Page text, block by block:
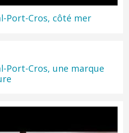
Port-Cros, côté mer
Port-Cros, une marque